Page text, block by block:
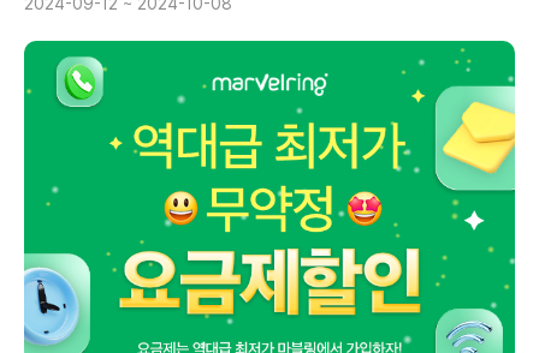
2024-09-12 ~ 2024-10-08